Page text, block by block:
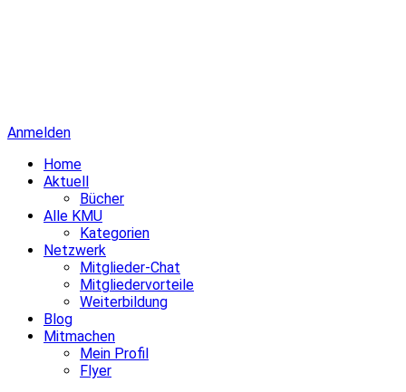
Anmelden
Home
Aktuell
Bücher
Alle KMU
Kategorien
Netzwerk
Mitglieder-Chat
Mitgliedervorteile
Weiterbildung
Blog
Mitmachen
Mein Profil
Flyer